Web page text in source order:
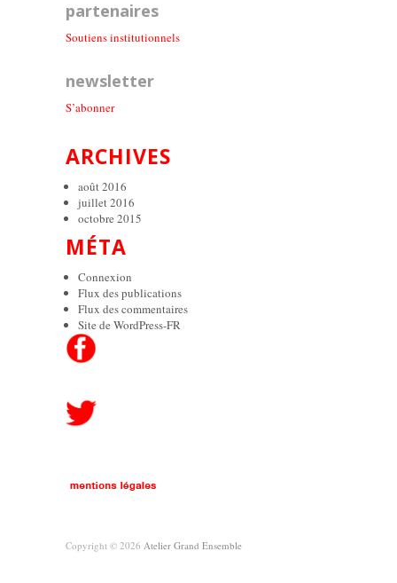
partenaires
Soutiens institutionnels
newsletter
S’abonner
ARCHIVES
août 2016
juillet 2016
octobre 2015
MÉTA
Connexion
Flux des publications
Flux des commentaires
Site de WordPress-FR
Copyright © 2026 Atelier Grand Ensemble